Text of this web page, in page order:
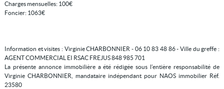
Charges mensuelles: 100€
Foncier: 1063€
Information et visites : Virginie CHARBONNIER - 06 10 83 48 86 - Ville du greffe :
AGENT COMMERCIAL EI RSAC FREJUS 848 985 701
La présente annonce immobilière a été rédigée sous l’entière responsabilité de
Virginie CHARBONNIER, mandataire indépendant pour NAOS immobilier Réf.
23580